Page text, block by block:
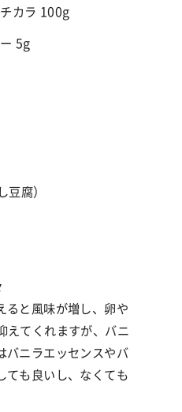
カラ 100g
5g
豆腐）
ると風味が増し、卵や
えてくれますが、バニ
バニラエッセンスやバ
ても良いし、なくても